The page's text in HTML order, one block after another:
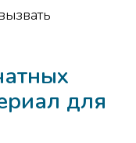
для